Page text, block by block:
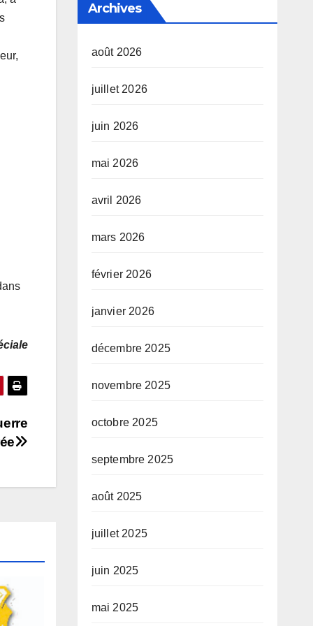
Archives
août 2026
juillet 2026
juin 2026
mai 2026
avril 2026
mars 2026
février 2026
janvier 2026
décembre 2025
novembre 2025
octobre 2025
septembre 2025
août 2025
juillet 2025
juin 2025
mai 2025